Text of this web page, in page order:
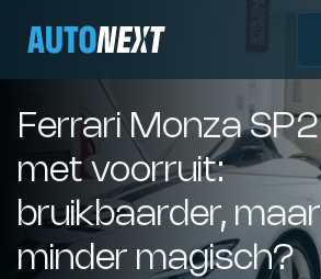
Ferrari Monza SP2
met voorruit:
bruikbaarder, maar
minder magisch?